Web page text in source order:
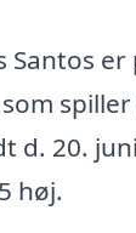
Santos
d. 20.
høj.